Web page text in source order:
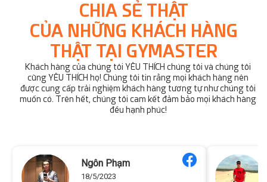
CHIA SẺ THẬT
CỦA NHỮNG KHÁCH HÀNG
THẬT TẠI GYMASTER
Khách hàng của chúng tôi YÊU THÍCH chúng tôi và chúng tôi
cũng YÊU THÍCH họ! Chúng tôi tin rằng mọi khách hàng nên
được cung cấp trải nghiệm khách hàng tương tự như chúng tôi
muốn có. Trên hết, chúng tôi cam kết đảm bảo mọi khách hàng
đều hạnh phúc!
Ngôn Phạm
18/5/2023